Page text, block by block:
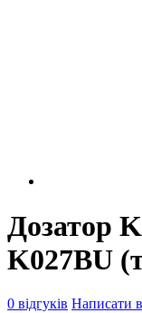
Дозатор
K027BU
0 відгуків Написати